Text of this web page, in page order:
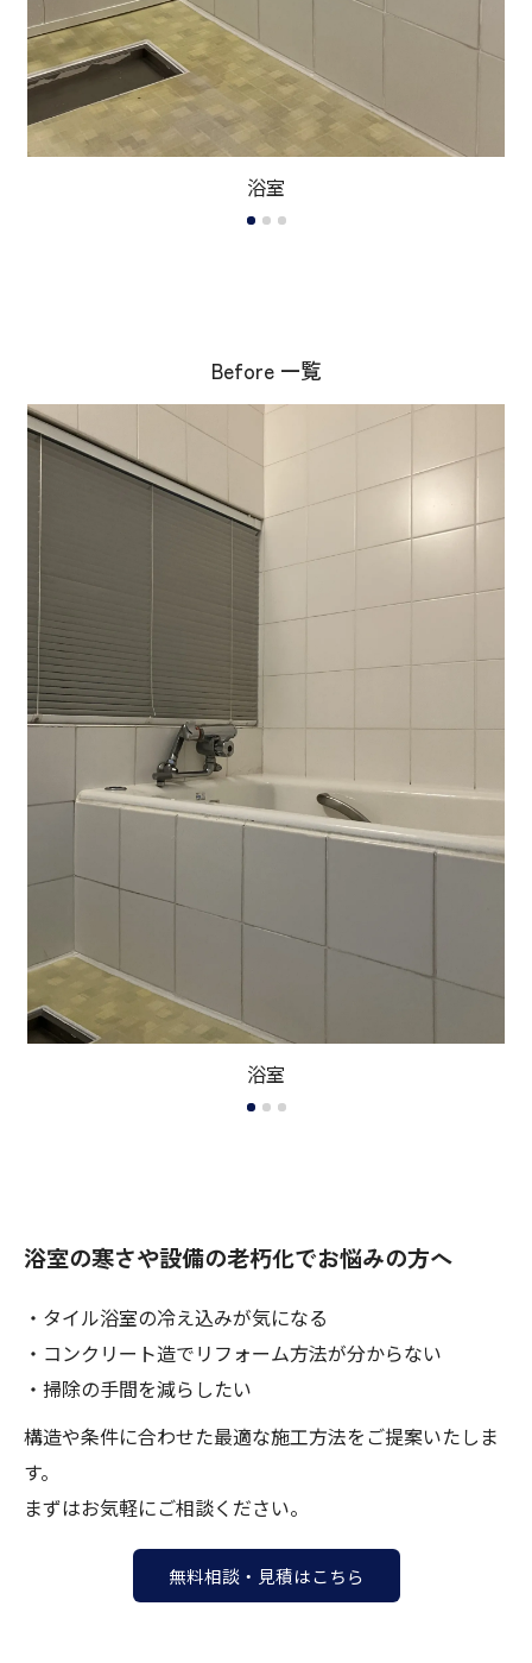
浴室
Before 一覧
浴室
浴室の寒さや設備の老朽化でお悩みの方へ
・タイル浴室の冷え込みが気になる
・コンクリート造でリフォーム方法が分からない
・掃除の手間を減らしたい
構造や条件に合わせた最適な施工方法をご提案いたしま
す。
まずはお気軽にご相談ください。
無料相談・見積はこちら